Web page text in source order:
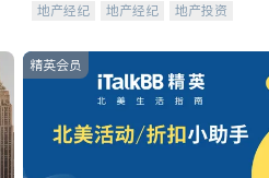
地产经纪 地产经纪
地产投资
精英会员